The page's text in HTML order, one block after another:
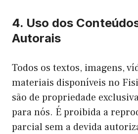
4. Uso dos
Autorais
Todos os textos, imagens,
materiais disponíveis no
são de propriedade
para nós. É proibida a
parcial sem a devida